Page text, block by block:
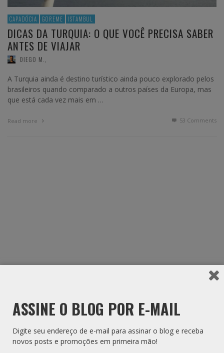
CAPADÓCIA GOREME ISTAMBUL
DICAS DA TURQUIA: O QUE VOCÊ PRECISA SABER
ANTES DE VIAJAR
DIEGO M.,
A Turquia ainda é destino turístico ainda pouco explorado pelos
brasileiros quando comparado a outros países da Europa, mas
que está cada vez mais em …
Read more 53 Comments
ASSINE O BLOG POR E-MAIL
Digite seu endereço de e-mail para assinar o blog e receba
novos posts e promoções em primeira mão!